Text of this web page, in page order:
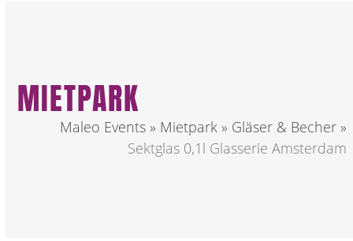
MIETPARK
Maleo Events » Mietpark » Gläser & Becher »
Sektglas 0,1l Glasserie Amsterdam